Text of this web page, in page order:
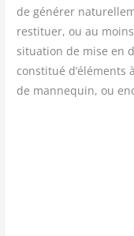
de géné­rer
res­ti­tuer, ou au
situa­tion de mise en
consti­tué d’éléments
de man­ne­quin, ou